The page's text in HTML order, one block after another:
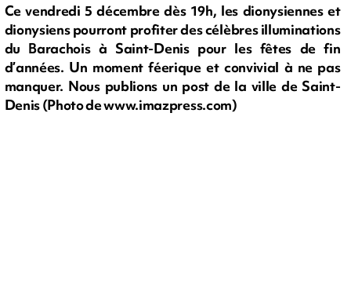
Ce vendredi 5 décembre dès 19h, les dionysiennes et
dionysiens pourront profiter des célèbres illuminations
du Barachois à Saint-Denis pour les fêtes de fin
d’années. Un moment féerique et convivial à ne pas
manquer. Nous publions un post de la ville de Saint-
Denis (Photo de www.imazpress.com)